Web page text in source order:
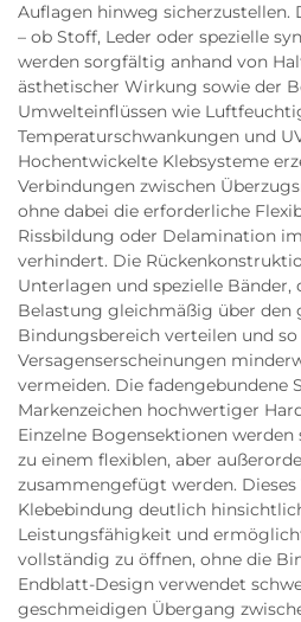
Auflagen hinweg sicherzustellen.
– ob Stoff, Leder oder spezielle
werden sorgfältig anhand von
ästhetischer Wirkung sowie der
Umwelteinflüssen wie
Temperaturschwankungen und
Hochentwickelte Klebsysteme
Verbindungen zwischen
ohne dabei die erforderliche
Rissbildung oder Delamination
verhindert. Die
Unterlagen und spezielle Bänder,
Belastung gleichmäßig über den
Bindungsbereich verteilen und
Versagenserscheinungen
vermeiden. Die fadengebundene
Markenzeichen hochwertiger
Einzelne Bogensektionen
zu einem flexiblen, aber
zusammengefügt werden.
Klebebindung deutlich
Leistungsfähigkeit und
vollständig zu öffnen, ohne die
Endblatt-Design verwendet
geschmeidigen Übergang